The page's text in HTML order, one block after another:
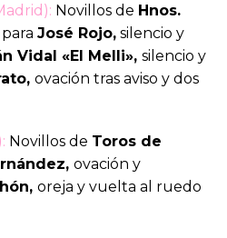
Novillos de Hnos.
para José Rojo, silencio y
Vidal «El Melli», silencio y
ovación tras aviso y dos
Novillos de Toros de
ovación y
oreja y vuelta al ruedo